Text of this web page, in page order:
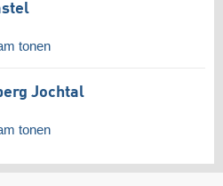
tonen
Jochtal
tonen